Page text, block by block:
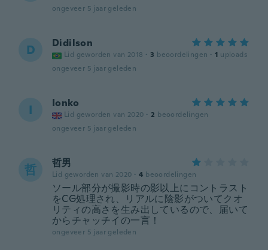
ongeveer 5 jaar geleden
D Didilson
Lid geworden van 2018 · 3 beoordelingen · 1 uploads
ongeveer 5 jaar geleden
I Ionko
Lid geworden van 2020 · 2 beoordelingen
ongeveer 5 jaar geleden
哲 哲男
Lid geworden van 2020 · 4 beoordelingen
ソール部分が撮影時の影以上にコントラスト
をCG処理され、リアルに陰影がついてクオ
リティの高さを生み出しているので、届いて
からチャッチイの一言！
ongeveer 5 jaar geleden